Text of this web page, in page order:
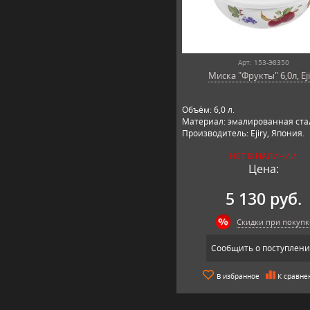
Арт: 153-Э8350
Миска "Фрукты" 6,0л,
Объём: 6,0 л.
Материал: эмалированная
Производитель: Ejiry, Япония.
НЕТ В НАЛИЧИИ
Цена:
5 130 руб.
Скидки при
Сообщить о
В избранное К